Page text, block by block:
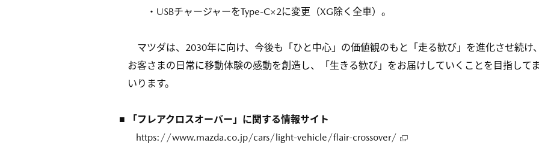
・USBチャージャーをType-C×2に変更（XG除く全車）。
マツダは、2030年に向け、今後も「ひと中心」の価値観のもと「走る歓び」を進化させ続け、
お客さまの日常に移動体験の感動を創造し、「生きる歓び」をお届けしていくことを目指してま
いります。
■ 「フレアクロスオーバー」に関する情報サイト
https://www.mazda.co.jp/cars/light-vehicle/flair-crossover/